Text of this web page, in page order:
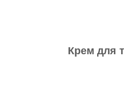
Крем для